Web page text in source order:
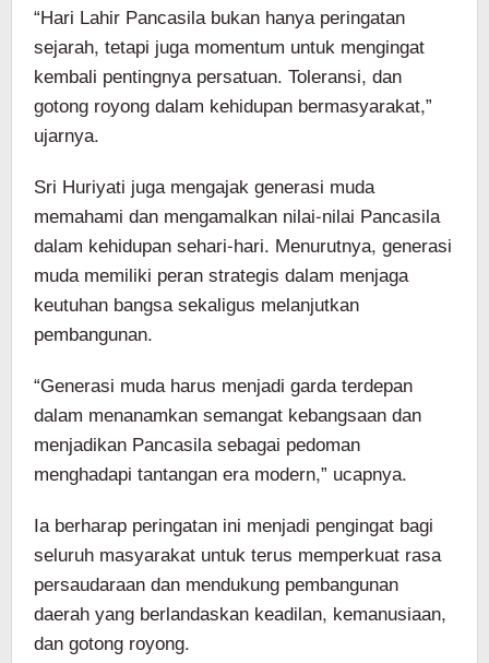
“Hari Lahir Pancasila bukan hanya peringatan
sejarah, tetapi juga momentum untuk mengingat
kembali pentingnya persatuan. Toleransi, dan
gotong royong dalam kehidupan bermasyarakat,”
ujarnya.
Sri Huriyati juga mengajak generasi muda
memahami dan mengamalkan nilai-nilai Pancasila
dalam kehidupan sehari-hari. Menurutnya, generasi
muda memiliki peran strategis dalam menjaga
keutuhan bangsa sekaligus melanjutkan
pembangunan.
“Generasi muda harus menjadi garda terdepan
dalam menanamkan semangat kebangsaan dan
menjadikan Pancasila sebagai pedoman
menghadapi tantangan era modern,” ucapnya.
Ia berharap peringatan ini menjadi pengingat bagi
seluruh masyarakat untuk terus memperkuat rasa
persaudaraan dan mendukung pembangunan
daerah yang berlandaskan keadilan, kemanusiaan,
dan gotong royong.